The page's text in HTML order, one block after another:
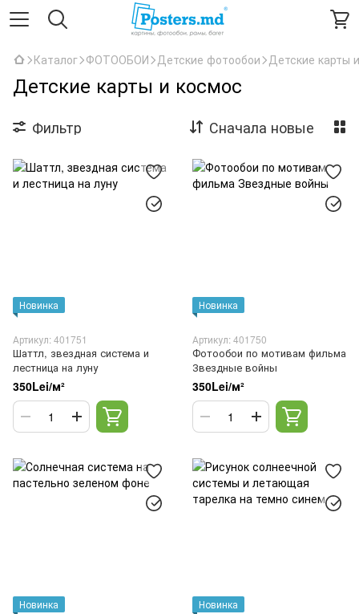
Каталог ФОТООБОИ Детские фотообои Детские карты
Детские карты и космос
Фильтр Сначала новые
Новинка
Артикул: 401751
Шаттл, звездная система и
лестница на луну
350Lei/м²
Новинка
Артикул: 401750
Фотообои по мотивам фильма
Звездные войны
350Lei/м²
Новинка Новинка